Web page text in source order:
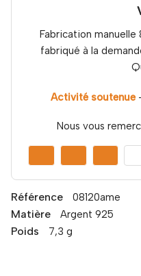
Fabrication manuelle
fabriqué à la
Activité soutenue-
Nous vous
Référence 08120ame
Matière Argent 925
Poids 7,3 g